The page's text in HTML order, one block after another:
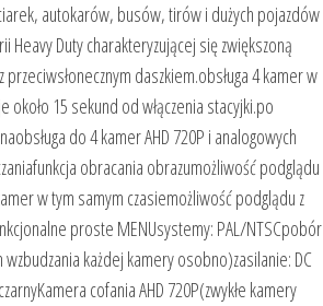
autokarów, busów, tirów i dużych pojazdów
Heavy Duty charakteryzującej się zwiększoną
daszkiem.obsługa 4 kamer w
15 sekund od włączenia stacyjki.po
do 4 kamer AHD 720P i analogowych
obracania obrazumożliwość podglądu
w tym samym czasiemożliwość podglądu z
proste MENUsystemy: PAL/NTSCpobór
każdej kamery osobno)zasilanie: DC
cofania AHD 720P(zwykłe kamery